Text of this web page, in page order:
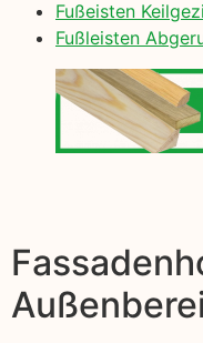
Fußeisten
Fußleisten